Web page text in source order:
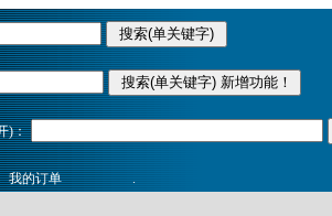
)：
我的订单 .